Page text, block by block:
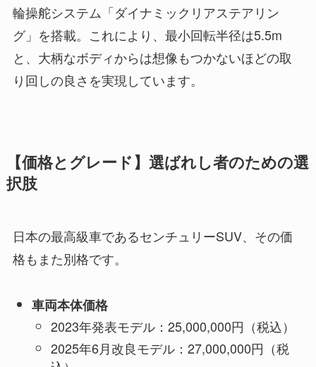
輪操舵システム「ダイナミックリアステアリン
グ」を搭載。これにより、最小回転半径は5.5m
と、大柄なボディからは想像もつかないほどの取
り回しの良さを実現しています。
【価格とグレード】選ばれし者のための選
択肢
日本の最高級車であるセンチュリーSUV、その価
格もまた別格です。
車両本体価格
2023年発表モデル：25,000,000円（税込）
2025年6月改良モデル：27,000,000円（税